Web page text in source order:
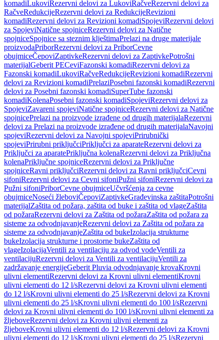
komadiLukoviRezervni delovi za LukoviRačveRezervni delovi za
RačveRedukcijeRezervni delovi za RedukcijeRevizioni
komadiRezervni delovi za Revizioni komadiSpojeviRezervni delovi
za SpojeviNatične spojniceRezervni delovi za Natične
spojniceSpojnice sa steznim klještimaPrelazi na druge materijale
proizvodaPriborRezervni delovi za PriborCevne
obujmiceČepoviZaptivkeRezervni delovi za ZaptivkePotrošni
materijalGeberit PECeviFazonski komadiRezervni delovi za
Fazonski komadiLukoviRačveRedukcijeRevizioni komadiRezervni
delovi za Revizioni komadiPrelaziPosebni fazonski komadiRezervni
delovi za Posebni fazonski komadiSuperTube fazonski
komadiKolenaPosebni fazonski komadiSpojeviRezervni delovi za
SpojeviZavareni spojeviNatične spojniceRezervni delovi za Natične
spojnicePrelazi na proizvode izrađene od drugih materijalaRezervni
delovi za Prelazi na proizvode izrađene od drugih materijalaNavojni
spojeviRezervni delovi za Navojni spojeviPrirubnički
spojeviPrirubni priključciPriključci za aparateRezervni delovi za
Priključci za aparatePriključna kolenaRezervni delovi za Priključna
kolenaPriključne spojniceRezervni delovi za Priključne
spojniceRavni priključciRezervni delovi za Ravni priključciCevni
sifoniRezervni delovi za Cevni sifoniPužni sifoniRezervni delovi za
Pužni sifoniPriborCevne obujmiceUčvršćenja za cevne
obujmiceNoseći žleboviČepoviZaptivkeGrađevinska zaštitaPotrošni
materijalZaštita od požara, zaštita od buke i zaštita od vlageZaštita
od požaraRezervni delovi za Zaštita od požaraZaštita od požara za
sisteme za odvodnjavanjeRezervni delovi za Zaštita od požara za
sisteme za odvodnjavanjeZaštita od bukeIzolacija strukturne
bukeIzolacija strukturne i prostorne bukeZaštita od
vlageIzolacijaVentili za ventilaciju za odvod vodeVentili za
ventilacijuRezervni delovi za Ventili za ventilacijuVentili za
zadržavanje energijeGeberit Pluvia odvodnjavanje krovaKrovni
ulivni elementiRezervni delovi za Krovni ulivni elementiKrovni
ulivni elementi do 12 l/sRezervni delovi za Krovni ulivni elementi
do 12 l/sKrovni ulivni elementi do 25 l/sRezervni delovi za Krovni
ulivni elementi do 25 l/sKrovni ulivni elementi do 100 l/sRezervni
delovi za Krovni ulivni elementi do 100 l/sKrovni ulivni elementi za
žljeboveRezervni delovi za Krovni ulivni elementi za
žljeboveKrovni ulivni elementi do 12 l/sRezervni delovi za Krovni
ulivni elementi do 12 l/sKrovni ulivni elementi do 25 l/sRezervni